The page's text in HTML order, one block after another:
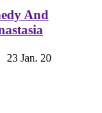
And
23 Jan. 20